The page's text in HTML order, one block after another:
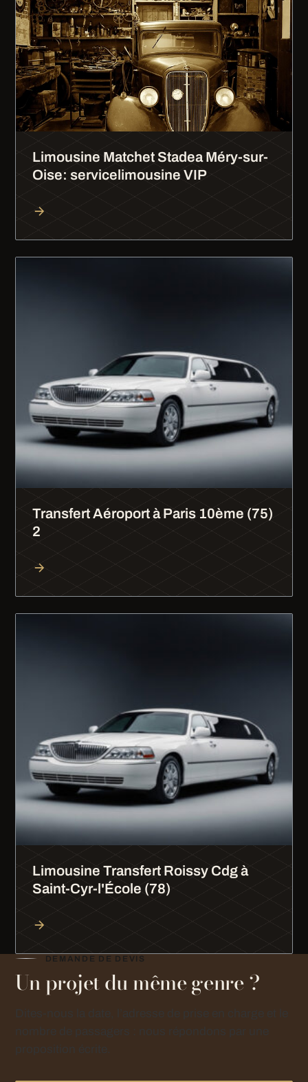
Limousine Matchet Stadea Méry-sur-
Oise: servicelimousine VIP
Transfert Aéroport à Paris 10ème (75)
2
Limousine Transfert Roissy Cdg à
Saint-Cyr-l'École (78)
DEMANDE DE DEVIS
Un projet du même genre ?